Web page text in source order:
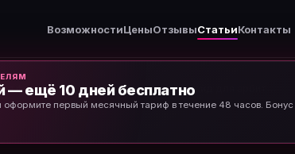
ВозможностиЦеныОтзывыСтатьиКонтакты
— ещё 10 дней бесплатно
оформите первый месячный тариф в течение 48 часов. Бонус